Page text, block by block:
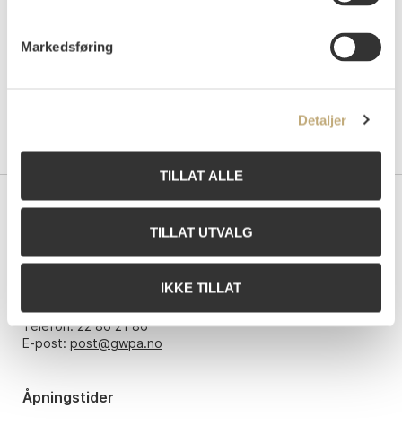
Markedsføring
Detaljer
TILLAT ALLE
TILLAT UTVALG
IKKE TILLAT
Grev Wedels Plass Auksjoner AS
Telefon: 22 86 21 86
E-post: post@gwpa.no
Åpningstider